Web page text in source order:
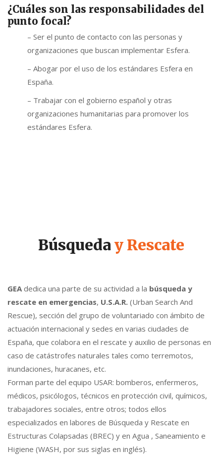
¿Cuáles son las responsabilidades del
punto focal?
– Ser el punto de contacto con las personas y
organizaciones que buscan implementar Esfera.
– Abogar por el uso de los estándares Esfera en
España.
– Trabajar con el gobierno español y otras
organizaciones humanitarias para promover los
estándares Esfera.
Búsqueday Rescate
GEAdedica una parte de su actividad a la búsqueda y
rescate en emergencias, U.S.A.R. (Urban Search And
Rescue), sección del grupo de voluntariado con ámbito de
actuación internacional y sedes en varias ciudades de
España, que colabora en el rescate y auxilio de personas en
caso de catástrofes naturales tales como terremotos,
inundaciones, huracanes, etc.
Forman parte del equipo USAR: bomberos, enfermeros,
médicos, psicólogos, técnicos en protección civil, químicos,
trabajadores sociales, entre otros; todos ellos
especializados en labores de Búsqueda y Rescate en
Estructuras Colapsadas (BREC) y en Agua , Saneamiento e
Higiene (WASH, por sus siglas en inglés).